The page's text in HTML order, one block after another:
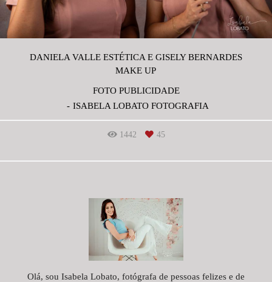
DANIELA VALLE ESTÉTICA E GISELY BERNARDES
MAKE UP
FOTO PUBLICIDADE
ISABELA LOBATO FOTOGRAFIA
1442 45
Olá, sou Isabela Lobato, fotógrafa de pessoas felizes e de